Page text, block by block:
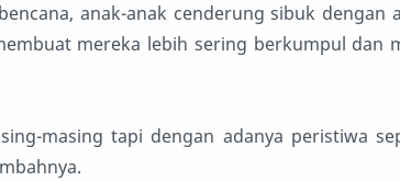
anak-anak cenderung sibuk dengan
mereka lebih sering berkumpul dan
masing tapi dengan adanya peristiwa